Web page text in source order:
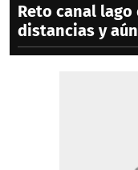
Reto canal
distancias y